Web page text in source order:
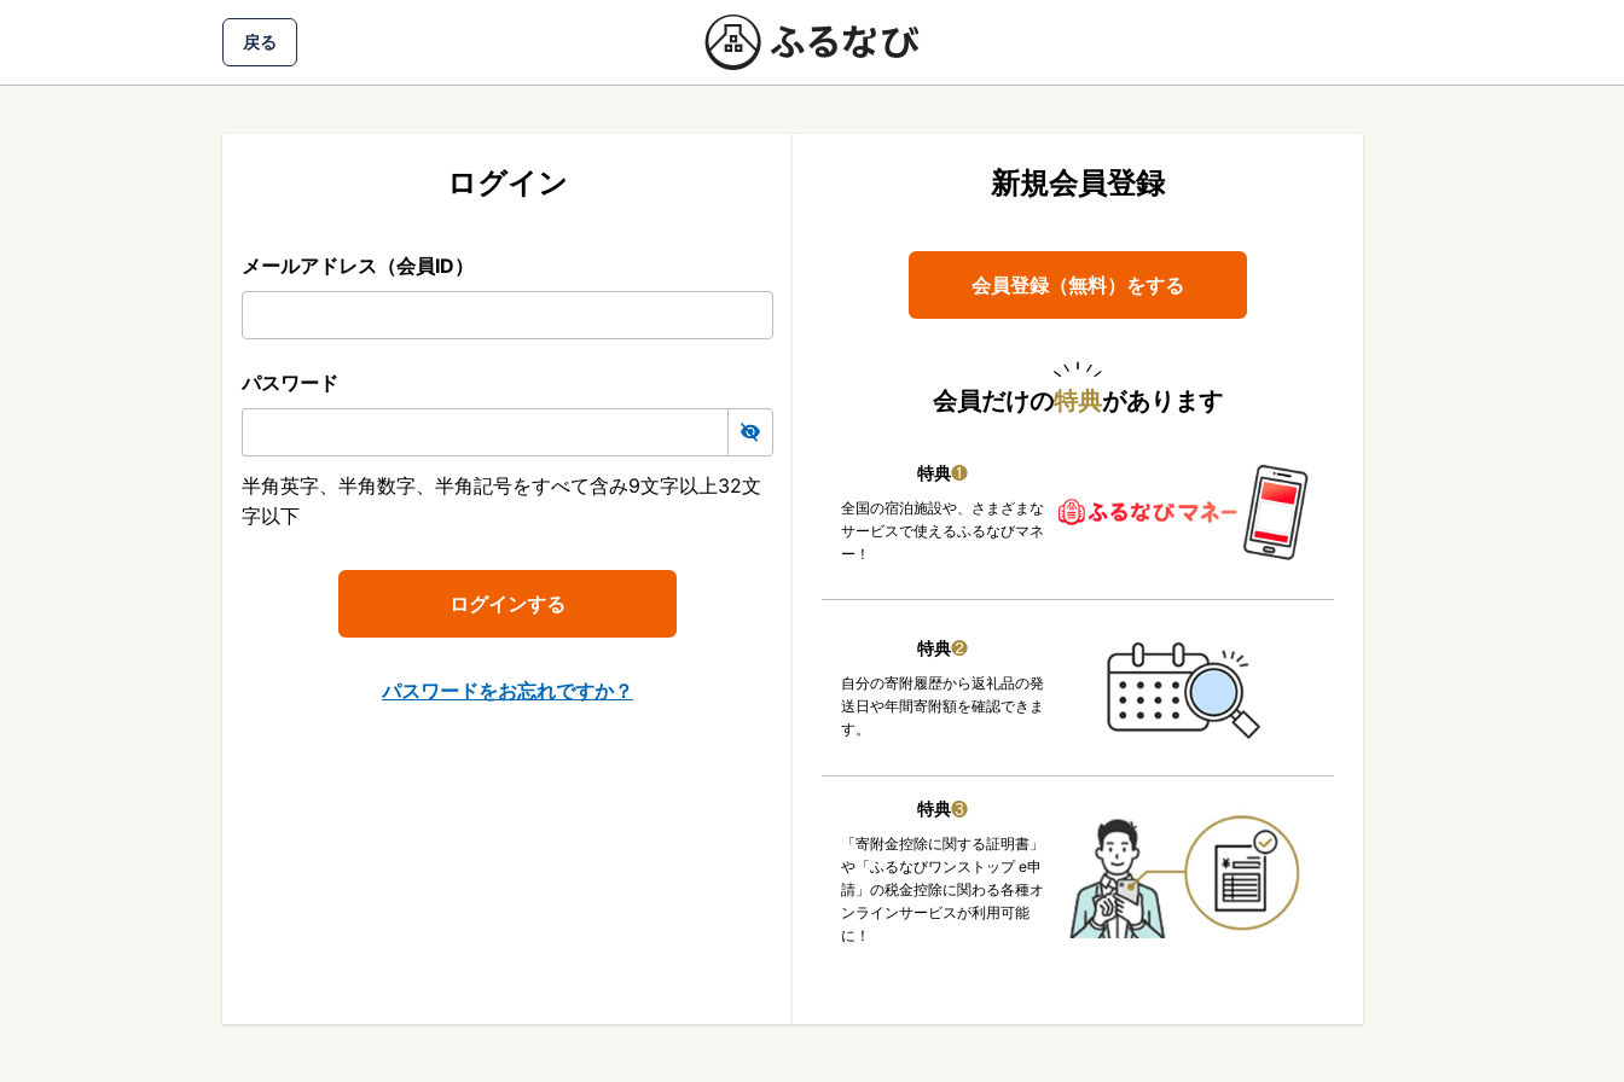
戻る
ログイン
メールアドレス（会員ID）
パスワード
半角英字、半角数字、半角記号をすべて含み9文字以上32文
字以下
パスワードをお忘れですか？
新規会員登録
会員登録（無料）をする
会員だけの特典があります
特典❶
全国の宿泊施設や、さまざまな
サービスで使えるふるなびマネ
ー！
特典❷
自分の寄附履歴から返礼品の発
送日や年間寄附額を確認できま
す。
特典❸
「寄附金控除に関する証明書」
や「ふるなびワンストップ e申
請」の税金控除に関わる各種オ
ンラインサービスが利用可能
に！